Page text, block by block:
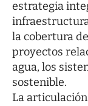
estrategia
la cobertura
proyectos
agua, los
sostenible.
La